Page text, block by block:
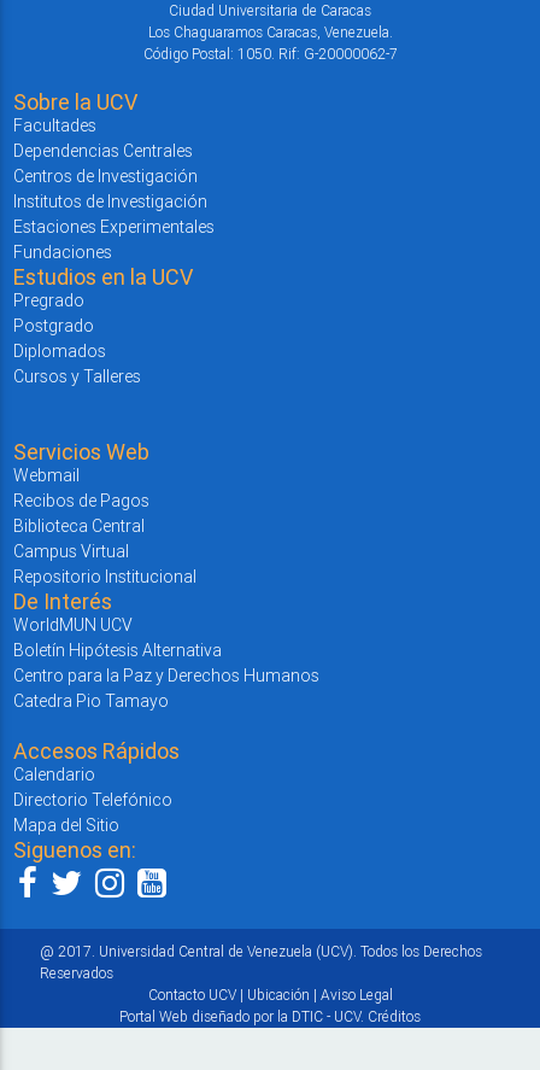
Ciudad Universitaria de Caracas
Los Chaguaramos Caracas, Venezuela.
Código Postal: 1050. Rif: G-20000062-7
Sobre la UCV
Facultades
Dependencias Centrales
Centros de Investigación
Institutos de Investigación
Estaciones Experimentales
Fundaciones
Estudios en la UCV
Pregrado
Postgrado
Diplomados
Cursos y Talleres
Servicios Web
Webmail
Recibos de Pagos
Biblioteca Central
Campus Virtual
Repositorio Institucional
De Interés
WorldMUN UCV
Boletín Hipótesis Alternativa
Centro para la Paz y Derechos Humanos
Catedra Pio Tamayo
Accesos Rápidos
Calendario
Directorio Telefónico
Mapa del Sitio
Siguenos en:
@ 2017. Universidad Central de Venezuela (UCV). Todos los Derechos
Reservados
Contacto UCV| Ubicación | Aviso Legal
Portal Web diseñado por la DTIC - UCV. Créditos